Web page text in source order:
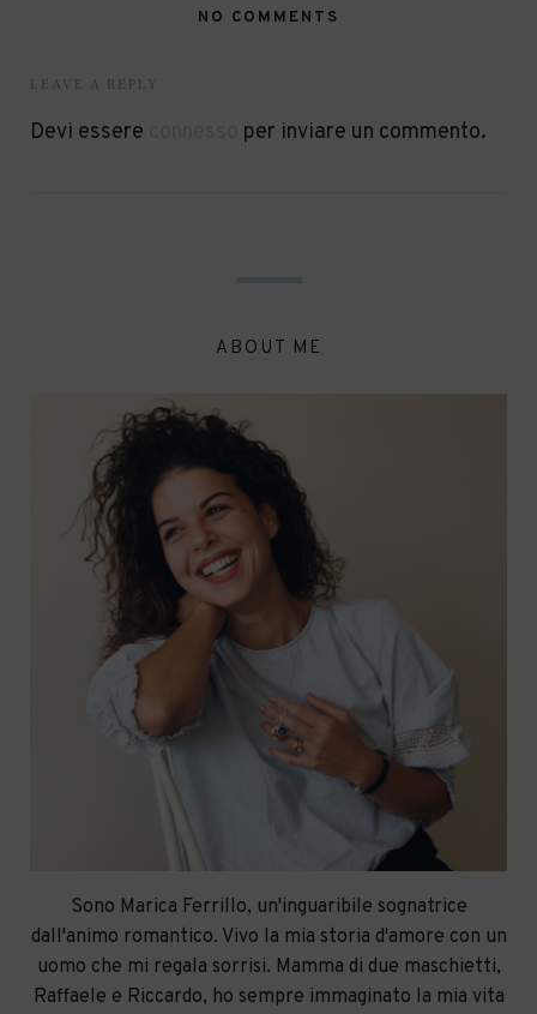
NO COMMENTS
LEAVE A REPLY
Devi essere per inviare un commento.
ABOUT ME
Sono Marica Ferrillo, un'inguaribile sognatrice
dall'animo romantico. Vivo la mia storia d'amore con un
uomo che mi regala sorrisi. Mamma di due maschietti,
Raffaele e Riccardo, ho sempre immaginato la mia vita